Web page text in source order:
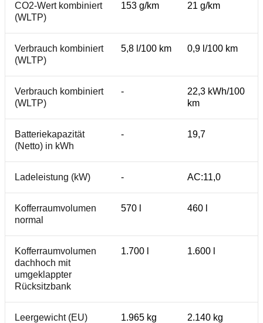
CO2-Wert kombiniert
(WLTP)
153 g/km 21 g/km
Verbrauch kombiniert
(WLTP)
5,8 l/100 km 0,9 l/100 km
Verbrauch kombiniert
(WLTP)
-
22,3 kWh/100
km
Batteriekapazität
(Netto) in kWh
- 19,7
Ladeleistung (kW) - AC:11,0
Kofferraumvolumen
normal
570 l 460 l
Kofferraumvolumen
dachhoch mit
umgeklappter
Rücksitzbank
1.700 l 1.600 l
Leergewicht (EU) 1.965 kg 2.140 kg